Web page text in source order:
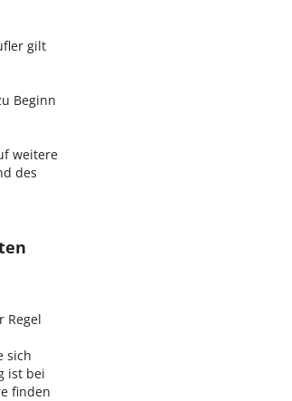
gilt
Beginn
weitere
des
Regel
sich
ist bei
finden